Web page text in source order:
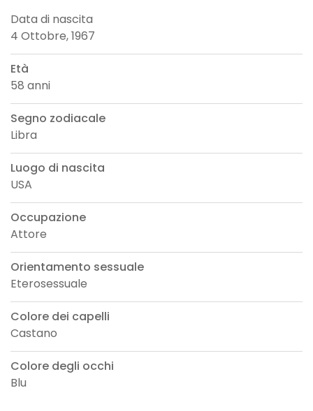
Data di nascita
4 Ottobre, 1967
Età
58 anni
Segno zodiacale
Libra
Luogo di nascita
USA
Occupazione
Attore
Orientamento sessuale
Eterosessuale
Colore dei capelli
Castano
Colore degli occhi
Blu